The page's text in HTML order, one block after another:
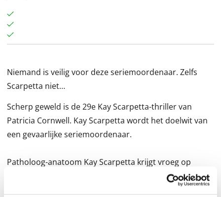
Niemand is veilig voor deze seriemoordenaar. Zelfs
Scarpetta niet…
Scherp geweld is de 29e Kay Scarpetta-thriller van
Patricia Cornwell. Kay Scarpetta wordt het doelwit van
een gevaarlijke seriemoordenaar.
Patholoog-anatoom Kay Scarpetta krijgt vroeg op
kerstochtend een ijzingwekkend telefoontje. De